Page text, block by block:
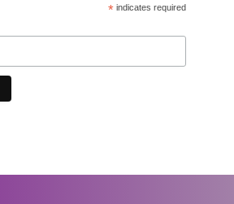
*indicates required